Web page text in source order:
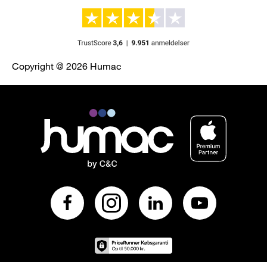
Copyright @ 2026 Humac